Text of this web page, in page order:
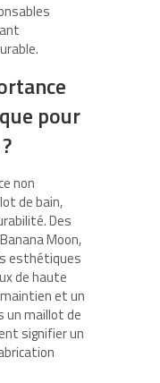
pour
non
de bain,
Des
Moon,
esthétiques
de haute
et un
un maillot de
signifier un